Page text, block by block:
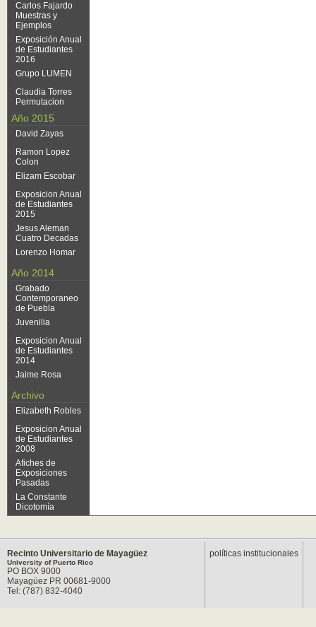
Carlos Fajardo
Muestras y
Ejemplos
Exposición Anual
de Estudiantes
2016
Grupo LUMEN
Claudia Torres
Permutacion
Año 2015
David Zayas
Ramon Lopez
Colon
Elizam Escobar
Exposicion Anual
de Estudiantes
2015
Jesus Aleman
Cuatro Decadas
Lorenzo Homar
Año 2014
Grabado
Contemporaneo
de Puebla
Juvenilia
Exposicion Anual
de Estudiantes
2014
Jaime Rosa
Archivo
Elizabeth Robles
Exposicion Anual
de Estudiantes
2008
Afiches de
Exposiciones
Pasadas
La Constante
Dicotomía
Recinto Universitario de Mayagüez
University of Puerto Rico
PO BOX 9000
Mayagüez PR 00681-9000
Tel: (787) 832-4040
políticas institucionales